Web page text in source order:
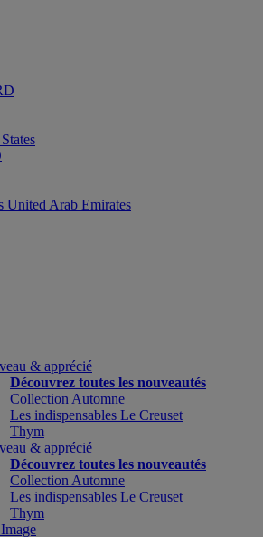
United Arab Emirates
& apprécié
Découvrez toutes les nouveautés
Collection Automne
Les indispensables Le Creuset
Thym
& apprécié
Découvrez toutes les nouveautés
Collection Automne
Les indispensables Le Creuset
Thym